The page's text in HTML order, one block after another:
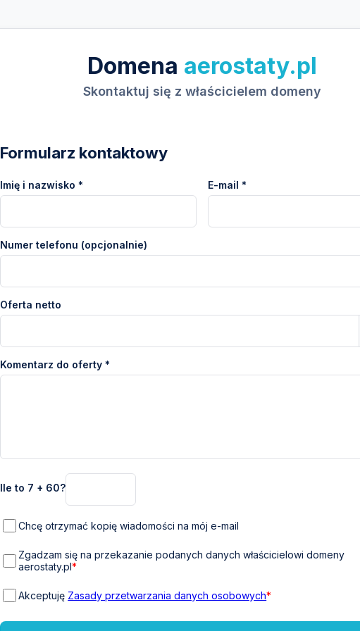
Domena aerostaty.pl
Skontaktuj się z właścicielem domeny
Formularz kontaktowy
Imię i nazwisko * E-mail *
Numer telefonu (opcjonalnie)
Oferta netto
Komentarz do oferty *
Ile to 7 + 60?
Chcę otrzymać kopię wiadomości na mój e-mail
Zgadzam się na przekazanie podanych danych właścicielowi domeny
aerostaty.pl*
Akceptuję Zasady przetwarzania danych osobowych*